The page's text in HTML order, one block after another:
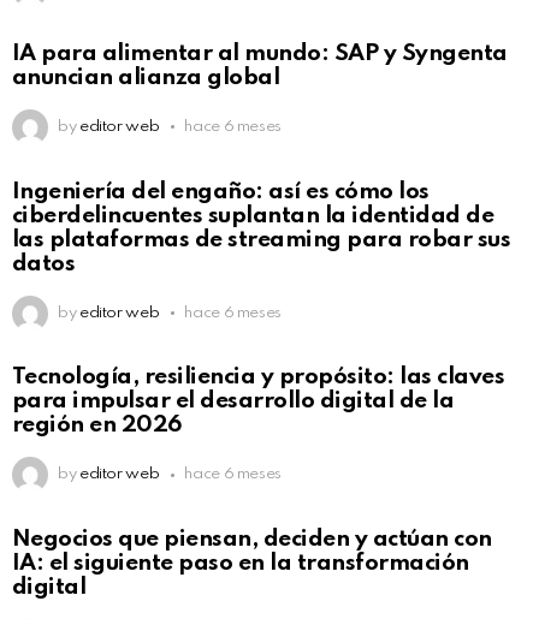
Click to view this post
IA para alimentar al mundo: SAP y Syngenta
anuncian alianza global
by editor web hace 6 meses
Click to view this post
Ingeniería del engaño: así es cómo los
ciberdelincuentes suplantan la identidad de
las plataformas de streaming para robar sus
datos
by editor web hace 6 meses
Not Safe For Work
Click to view this post
Tecnología, resiliencia y propósito: las claves
para impulsar el desarrollo digital de la
región en 2026
by editor web hace 6 meses
Click to view this post
Negocios que piensan, deciden y actúan con
IA: el siguiente paso en la transformación
digital